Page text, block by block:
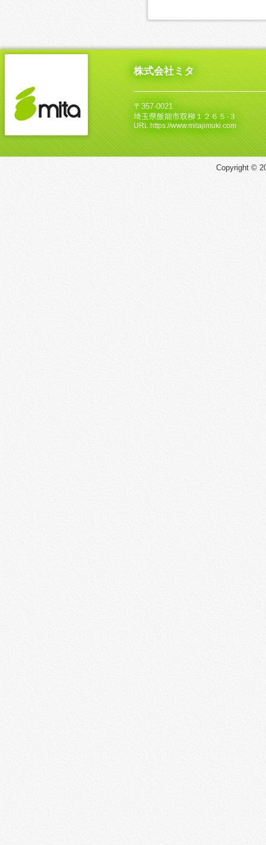
株式会社ミタ
〒357-0021
埼玉県飯能市双柳１２６５‐３
URL:https://www.mitajimuki.com
Copyright ©